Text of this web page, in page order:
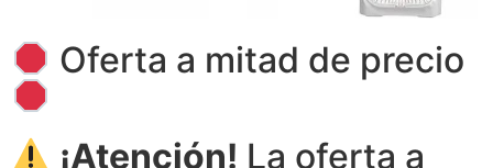
Oferta a mitad de precio
¡Atención! La oferta a